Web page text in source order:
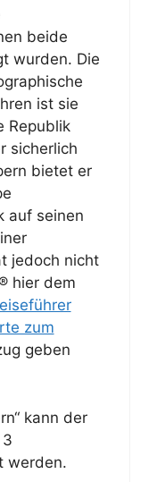
beide
wurden. Die
ist sie
Republik
sicherlich
bietet er
auf seinen
jedoch nicht
hier dem
zum
geben
kann der
3
werden.